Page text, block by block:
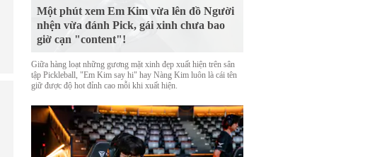
Một phút xem Em Kim vừa lên đồ Người
nhện vừa đánh Pick, gái xinh chưa bao
giờ cạn "content"!
Giữa hàng loạt những gương mặt xinh đẹp xuất hiện trên sân
tập Pickleball, "Em Kim say hi" hay Nàng Kim luôn là cái tên
giữ được độ hot đỉnh cao mỗi khi xuất hiện.